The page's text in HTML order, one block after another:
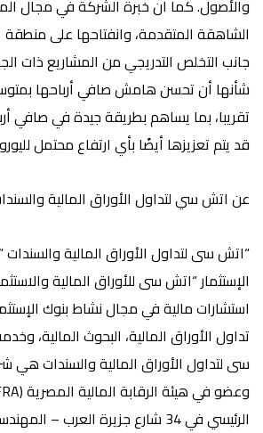
والأصول. كما ان خبرة الشركة في مجال
الشاهقة المتقدمة، وانفتاحها على
جانب التخلص التدريجي من المشاريع ذات
تقريبا، بما يساهم بطريقة جيدة في صافي
قد يتم تعزيزها أيضًا بأي ارتفاع محتمل لليورو
عن اتش سيلتداول الأوراق المالية
“اتش سى لتداول الأوراق المالية
الإستثمار “اتش سى للأوراق المالية
استشارات مالية في مجال نشاط بنوك
تداول الأوراق المالية، البحوث المالية،
سى لتداول الأوراق المالية والسندات
الرئيسي في 34 شارع جزيرة العرب – المهندسين – الجيزة، مصر.